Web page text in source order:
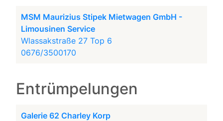
MSM Maurizius Stipek Mietwagen GmbH -
Limousinen Service
Wlassakstraße 27 Top 6
0676/3500170
Entrümpelungen
Galerie 62 Charley Korp